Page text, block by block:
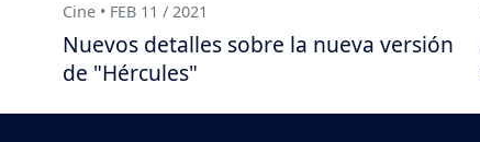
Cine • FEB 11 / 2021
Nuevos detalles sobre la nueva versión
de "Hércules"